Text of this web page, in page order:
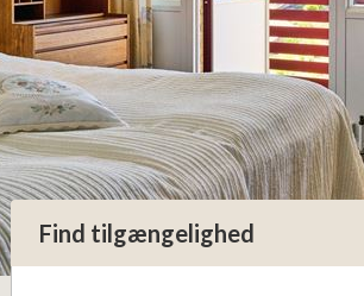
Find tilgængelighed